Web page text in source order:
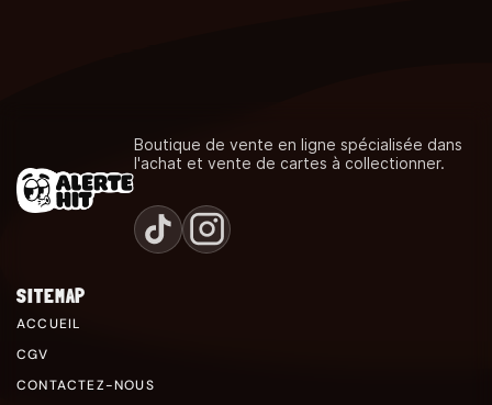
Boutique de vente en ligne spécialisée dans
l'achat et vente de cartes à collectionner.
SITEMAP
ACCUEIL
CGV
CONTACTEZ-NOUS